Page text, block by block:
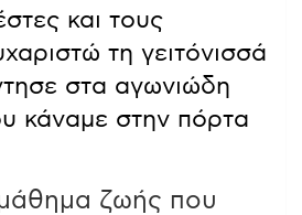
και τους
τη γειτόνισσά
στα αγωνιώδη
κάναμε στην πόρτα
ζωής που